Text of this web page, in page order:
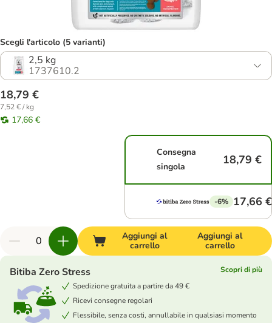
Scegli l'articolo (5 varianti)
2,5 kg
1737610.2
18,79 €
7,52 € / kg
17,66 €
Consegna
singola
18,79 €
-6% 17,66 €
Aggiungi al
carrello
Aggiungi al
carrello
Bitiba Zero Stress
Scopri di più
Spedizione gratuita a partire da 49 €
Ricevi consegne regolari
Flessibile, senza costi, annullabile in qualsiasi momento